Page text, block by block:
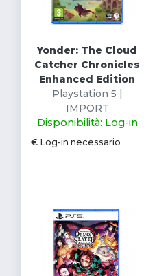
Yonder: The Cloud
Catcher Chronicles
Enhanced Edition
Playstation 5 |
IMPORT
Disponibilità: Log-in
€ Log-in necessario